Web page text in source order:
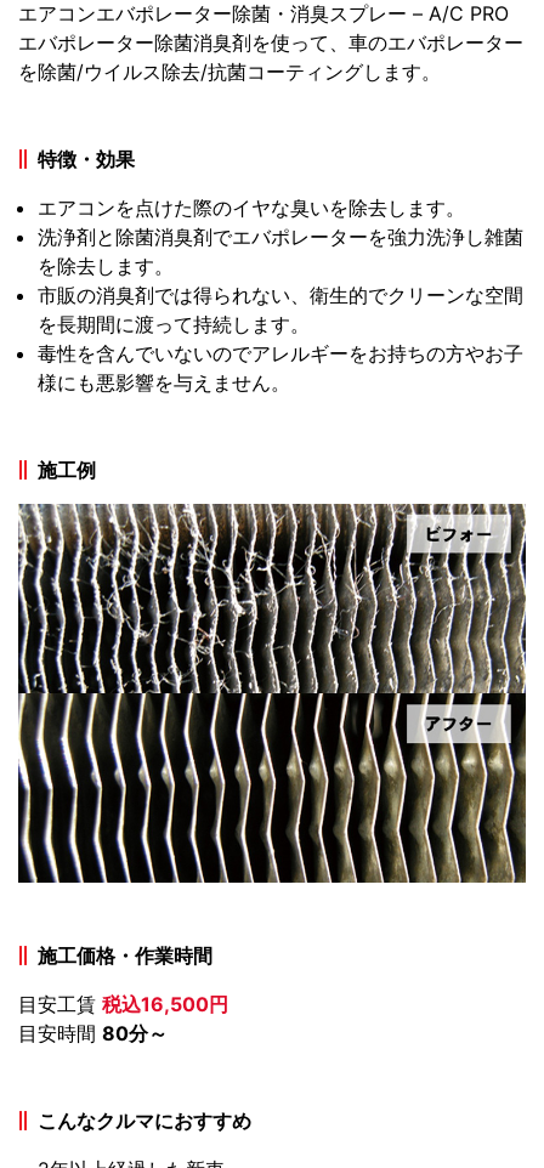
エアコンエバポレーター除菌・消臭スプレー – A/C PRO
エバポレーター除菌消臭剤を使って、車のエバポレーター
を除菌/ウイルス除去/抗菌コーティングします。
特徴・効果
エアコンを点けた際のイヤな臭いを除去します。
洗浄剤と除菌消臭剤でエバポレーターを強力洗浄し雑菌
を除去します。
市販の消臭剤では得られない、衛生的でクリーンな空間
を長期間に渡って持続します。
毒性を含んでいないのでアレルギーをお持ちの方やお子
様にも悪影響を与えません。
施工例
施工価格・作業時間
目安工賃 税込16,500円
目安時間 80分～
こんなクルマにおすすめ